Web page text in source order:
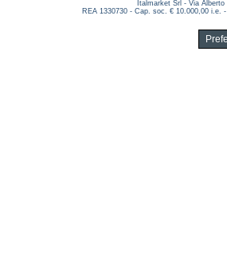
Italmarket Srl - Via
REA 1330730 - Cap. soc. € 10.000,00 i.e.